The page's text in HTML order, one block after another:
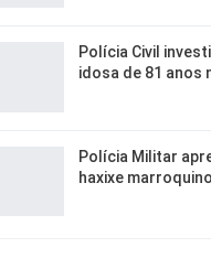
Polícia Civil
idosa de 81 anos
Polícia Militar
haxixe